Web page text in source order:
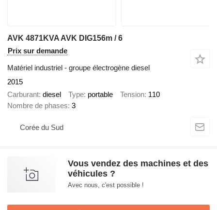
AVK 4871KVA AVK DIG156m / 6
Prix sur demande
Matériel industriel - groupe électrogène diesel
2015
Carburant diesel Type portable Tension 110
Nombre de phases 3
Corée du Sud
Vous vendez des machines et des
véhicules ?
Avec nous, c'est possible !